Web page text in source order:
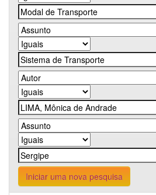
Iniciar uma nova pesquisa